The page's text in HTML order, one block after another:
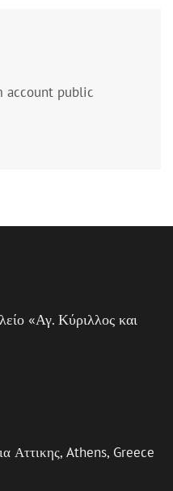
account public
«Αγ. Κύριλλος και
Αττικης, Athens, Greece